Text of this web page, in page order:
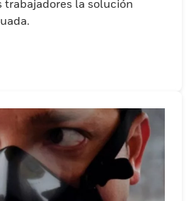
trabajadores la solución